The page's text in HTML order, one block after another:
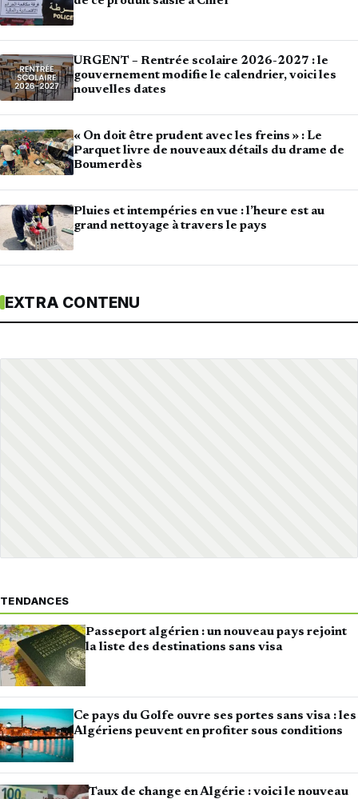
URGENT – Rentrée scolaire 2026-2027 : le
gouvernement modifie le calendrier, voici les
nouvelles dates
« On doit être prudent avec les freins » : Le
Parquet livre de nouveaux détails du drame de
Boumerdès
Pluies et intempéries en vue : l’heure est au
grand nettoyage à travers le pays
EXTRA CONTENU
TENDANCES
Passeport algérien : un nouveau pays rejoint
la liste des destinations sans visa
Ce pays du Golfe ouvre ses portes sans visa : les
Algériens peuvent en profiter sous conditions
Taux de change en Algérie : voici le nouveau